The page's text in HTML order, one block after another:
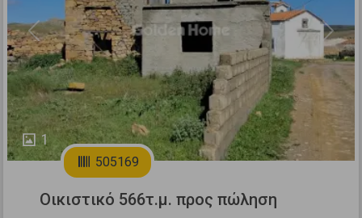
1
Previous Next
505169
Οικιστικό 566τ.μ. προς πώληση